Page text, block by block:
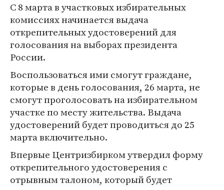
С 8 марта в участковых избирательных
комиссиях начинается выдача
открепительных удостоверений для
голосования на выборах президента
России.
Воспользоваться ими смогут граждане,
которые в день голосования, 26 марта, не
смогут проголосовать на избирательном
участке по месту жительства. Выдача
удостоверений будет проводиться до 25
марта включительно.
Впервые Центризбирком утвердил форму
открепительного удостоверения с
отрывным талоном, который будет